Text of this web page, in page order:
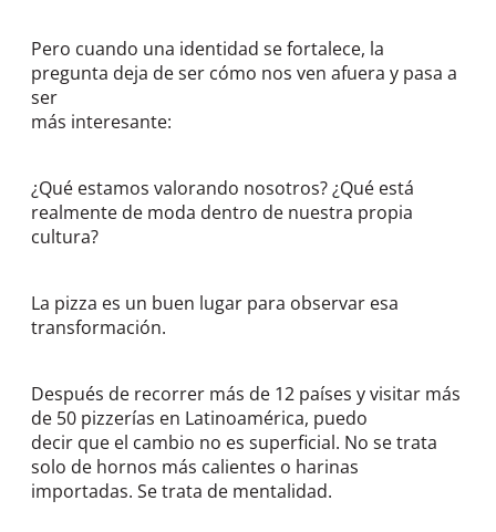
Pero cuando una identidad se fortalece, la
pregunta deja de ser cómo nos ven afuera y pasa a
ser
más interesante:
¿Qué estamos valorando nosotros? ¿Qué está
realmente de moda dentro de nuestra propia
cultura?
La pizza es un buen lugar para observar esa
transformación.
Después de recorrer más de 12 países y visitar más
de 50 pizzerías en Latinoamérica, puedo
decir que el cambio no es superficial. No se trata
solo de hornos más calientes o harinas
importadas. Se trata de mentalidad.